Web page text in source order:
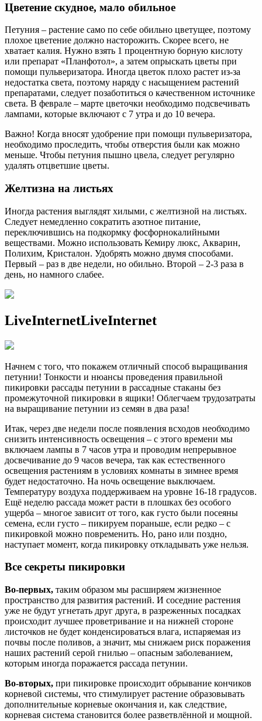
Цветение скудное, мало обильное
Петуния – растение само по себе обильно цветущее, поэтому
плохое цветение должно насторожить. Скорее всего, не
хватает калия. Нужно взять 1 процентную борную кислоту
или препарат «Планфотол», а затем опрыскать цветы при
помощи пульверизатора. Иногда цветок плохо растет из-за
недостатка света, поэтому наряду с насыщением растений
препаратами, следует позаботиться о качественном источнике
света. В феврале – марте цветочки необходимо подсвечивать
лампами, которые включают с 7 утра и до 10 вечера.
Важно! Когда вносят удобрение при помощи пульверизатора,
необходимо проследить, чтобы отверстия были как можно
меньше. Чтобы петуния пышно цвела, следует регулярно
удалять отцветшие цветы.
Желтизна на листьях
Иногда растения выглядят хилыми, с желтизной на листьях.
Следует немедленно сократить азотное питание,
переключившись на подкормку фосфорнокалийными
веществами. Можно использовать Кемиру люкс, Акварин,
Полихим, Кристалон. Удобрять можно двумя способами.
Первый – раз в две недели, но обильно. Второй – 2-3 раза в
день, но намного слабее.
LiveInternetLiveInternet
Начнем с того, что покажем отличный способ выращивания
петунии! Тонкости и нюансы проведения правильной
пикировки рассады петунии в рассадные стаканы без
промежуточной пикировки в ящики! Облегчаем трудозатраты
на выращивание петунии из семян в два раза!
Итак, через две недели после появления всходов необходимо
снизить интенсивность освещения – с этого времени мы
включаем лампы в 7 часов утра и проводим непрерывное
досвечивание до 9 часов вечера, так как естественного
освещения растениям в условиях комнаты в зимнее время
будет недостаточно. На ночь освещение выключаем.
Температуру воздуха поддерживаем на уровне 16-18 градусов.
Ещё неделю рассада может расти в плошках без особого
ущерба – многое зависит от того, как густо были посеяны
семена, если густо – пикируем пораньше, если редко – с
пикировкой можно повременить. Но, рано или поздно,
наступает момент, когда пикировку откладывать уже нельзя.
Все секреты пикировки
Во-первых, таким образом мы расширяем жизненное
пространство для развития растений. И соседние растения
уже не будут угнетать друг друга, в разреженных посадках
происходит лучшее проветривание и на нижней стороне
листочков не будет конденсироваться влага, испаряемая из
почвы после поливов, а значит, мы снижаем риск поражения
наших растений серой гнилью – опасным заболеванием,
которым иногда поражается рассада петунии.
Во-вторых, при пикировке происходит обрывание кончиков
корневой системы, что стимулирует растение образовывать
дополнительные корневые окончания и, как следствие,
корневая система становится более разветвлённой и мощной.